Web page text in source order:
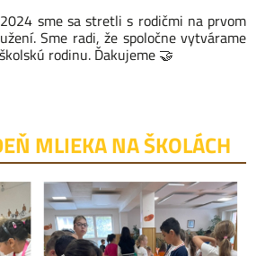
sme sa stretli s rodičmi na prvom
Sme radi, že spoločne vytvárame
rodinu. Ďakujeme 🤝
MLIEKA NA ŠKOLÁCH